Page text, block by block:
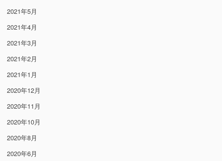
2021年5月
2021年4月
2021年3月
2021年2月
2021年1月
2020年12月
2020年11月
2020年10月
2020年8月
2020年6月